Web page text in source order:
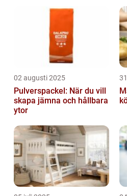
02 augusti 2025
Pulverspackel: När du vill
skapa jämna och hållbara
ytor